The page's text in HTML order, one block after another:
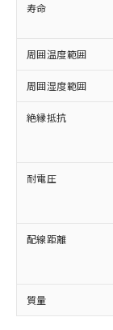
寿命
周囲温度範囲
周囲湿度範囲
絶縁抵抗
耐電圧
配線距離
質量
(
調査・
非含有
非該当
害物質
仕入先
いたも
むを得
鉛(Pb)
六価クロ
類(PBB)
(PBDE)
ル)
ルベンジ
（DBP）
但し、
フタル酸
図的な使
「○」：
基準値
「×」：
基準値
「－」
*中国
Pb(鉛)
Cr(Ⅵ)(六
ニル類) :
ル類) :
DBP(フタ
イソブチ
DEHP(フ
武